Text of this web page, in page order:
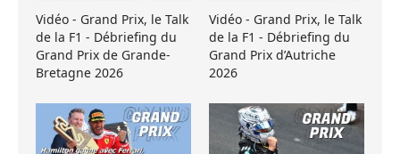
Vidéo - Grand Prix, le Talk
de la F1 - Débriefing du
Grand Prix de Grande-
Bretagne 2026
Vidéo - Grand Prix, le Talk
de la F1 - Débriefing du
Grand Prix d’Autriche
2026